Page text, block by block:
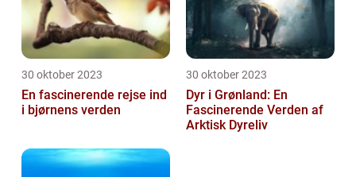
30 oktober 2023
En fascinerende rejse ind
i bjørnens verden
30 oktober 2023
Dyr i Grønland: En
Fascinerende Verden af
Arktisk Dyreliv